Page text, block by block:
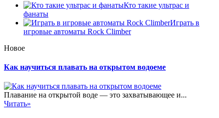
Кто такие ультрас и
фанаты
Играть в
игровые автоматы Rock Climber
Новое
Как научиться плавать на открытом водоеме
Плавание на открытой воде — это захватывающее и...
Читать»